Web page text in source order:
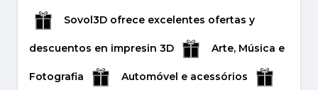
O Guia Definitivo de Cuidados da Pele da
Foreo e Descubra os Melhores Dispositivos
para Limpeza, Lif...
agosto 29, 2025
Livros e artigos de papelaria
Animais de estimação e acessórios Media
Sovol3D ofrece excelentes ofertas y
descuentos en impresin 3D Arte, Música e
Fotografia Automóvel e acessórios